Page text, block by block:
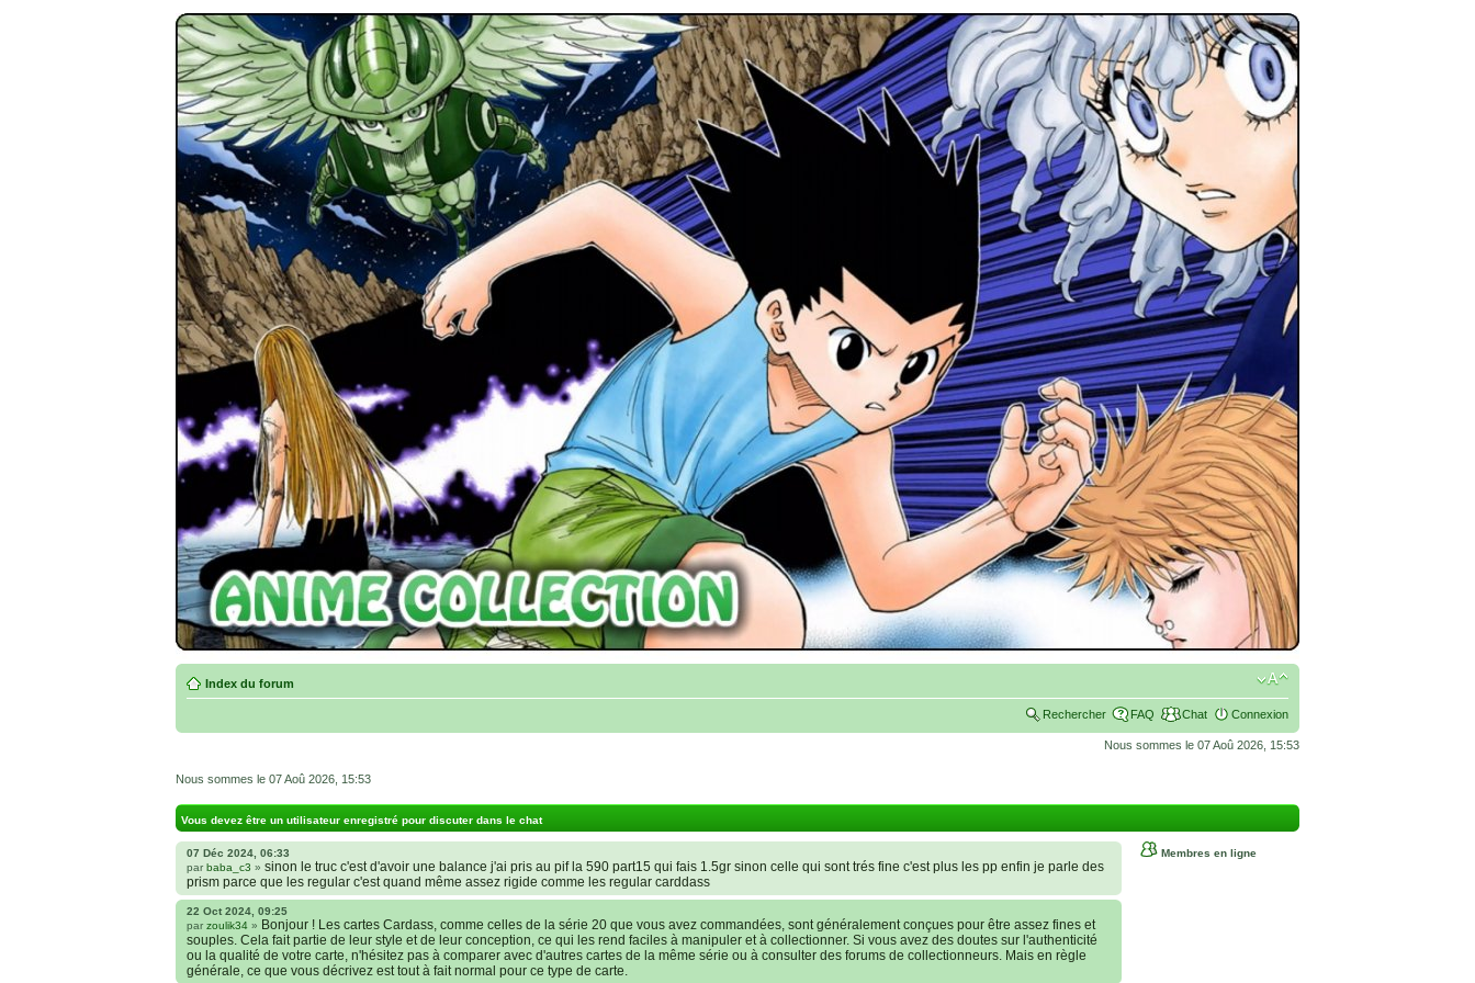
Index du forum
Rechercher FAQ Chat Connexion
Nous sommes le 07 Aoû 2026, 15:53
Nous sommes le 07 Aoû 2026, 15:53
Vous devez être un utilisateur enregistré pour discuter dans le chat
07 Déc 2024, 06:33
par baba_c3 » sinon le truc c'est d'avoir une balance j'ai pris au pif la 590 part15 qui fais 1.5gr sinon celle qui sont trés fine c'est plus les pp enfin je parle des
prism parce que les regular c'est quand même assez rigide comme les regular carddass
22 Oct 2024, 09:25
par zoulik34 » Bonjour ! Les cartes Cardass, comme celles de la série 20 que vous avez commandées, sont généralement conçues pour être assez fines et
souples. Cela fait partie de leur style et de leur conception, ce qui les rend faciles à manipuler et à collectionner. Si vous avez des doutes sur l'authenticité
ou la qualité de votre carte, n'hésitez pas à comparer avec d'autres cartes de la même série ou à consulter des forums de collectionneurs. Mais en règle
générale, ce que vous décrivez est tout à fait normal pour ce type de carte.
Membres en ligne